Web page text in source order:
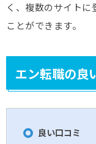
く、複数のサイトに
ことができます。
エン転職の良
〇
良い口コミ